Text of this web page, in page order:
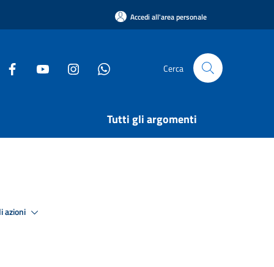
Accedi all'area personale
Cerca
Tutti gli argomenti
azioni